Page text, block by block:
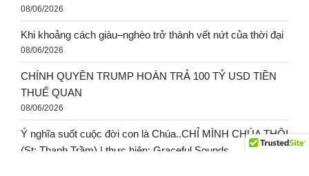
08/06/2026
Khi khoảng cách giàu–nghèo trở thành vết nứt của thời đại
08/06/2026
CHÍNH QUYỀN TRUMP HOÀN TRẢ 100 TỶ USD TIỀN
THUẾ QUAN
08/06/2026
Ý nghĩa suốt cuộc đời con là Chúa..CHỈ MÌNH CHÚA THÔI
(St: Thanh Trầm) | thực hiện: Graceful Sounds.